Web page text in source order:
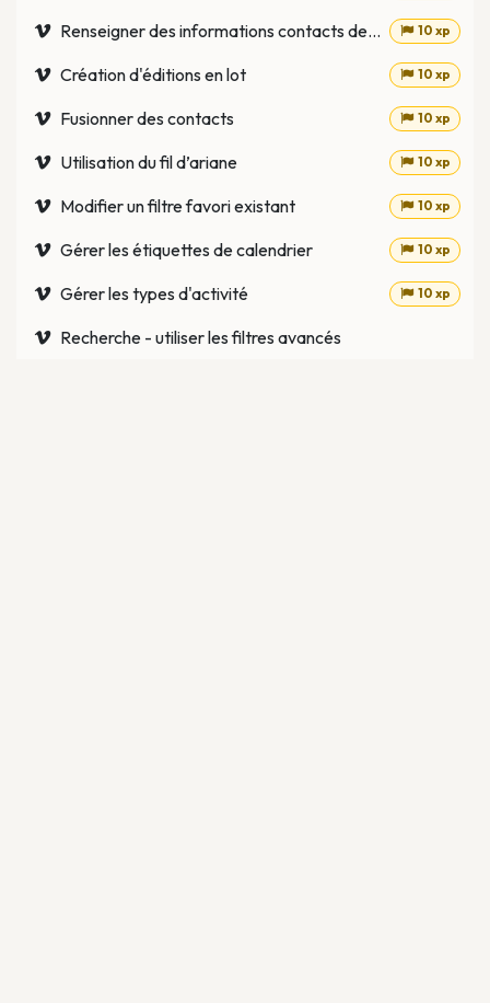
Renseigner des informations contacts depuis la base de donnée SIRENE 10 xp
Création d'éditions en lot 10 xp
Fusionner des contacts 10 xp
Utilisation du fil d’ariane 10 xp
Modifier un filtre favori existant 10 xp
Gérer les étiquettes de calendrier 10 xp
Gérer les types d'activité 10 xp
Recherche - utiliser les filtres avancés